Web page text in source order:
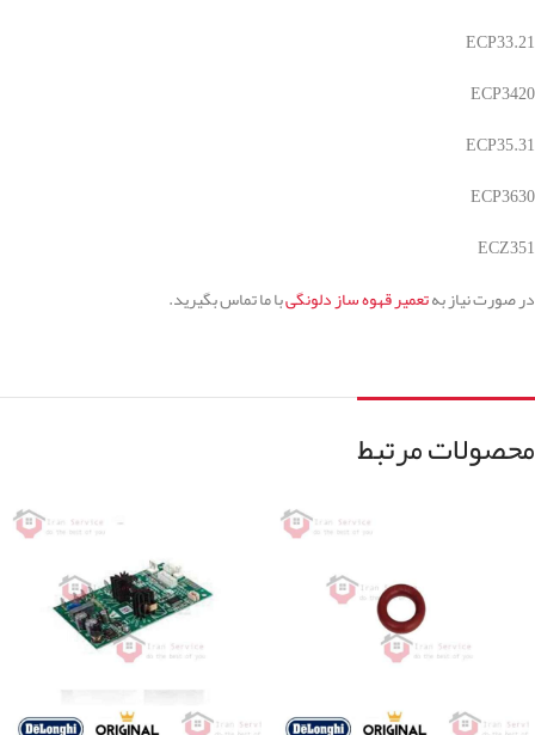
ECP33.21
ECP3420
ECP35.31
ECP3630
ECZ351
در صورت نیاز بهتعمیر قهوه ساز دلونگیبا ما تماس بگیرید.
محصولات مرتبط